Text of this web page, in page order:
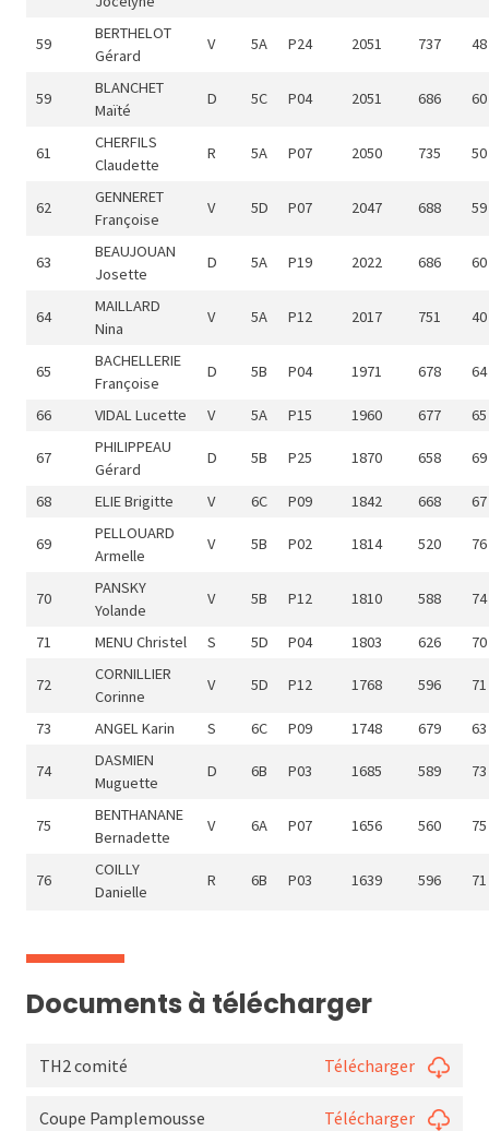
59
BERTHELOT
Gérard
V 5A P24 2051 737 48
59
BLANCHET
Maïté
D 5C P04 2051 686 60
61
CHERFILS
Claudette
R 5A P07 2050 735 50
62
GENNERET
Françoise
V 5D P07 2047 688 59
63
BEAUJOUAN
Josette
D 5A P19 2022 686 60
64
MAILLARD
Nina
V 5A P12 2017 751 40
65
BACHELLERIE
Françoise
D 5B P04 1971 678 64
66 VIDAL Lucette V 5A P15 1960 677 65
67
PHILIPPEAU
Gérard
D 5B P25 1870 658 69
68 ELIE Brigitte V 6C P09 1842 668 67
69
PELLOUARD
Armelle
V 5B P02 1814 520 76
70
PANSKY
Yolande
V 5B P12 1810 588 74
71 MENU Christel S 5D P04 1803 626 70
72
CORNILLIER
Corinne
V 5D P12 1768 596 71
73 ANGEL Karin S 6C P09 1748 679 63
74
DASMIEN
Muguette
D 6B P03 1685 589 73
75
BENTHANANE
Bernadette
V 6A P07 1656 560 75
76
COILLY
Danielle
R 6B P03 1639 596 71
Documents à télécharger
TH2 comité Télécharger
Coupe Pamplemousse Télécharger